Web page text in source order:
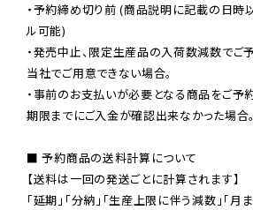
・予約締め切り前 (商品説明に記載の日時
ル可能)
・発売中止、限定生産品の入荷数減数でご
当社でご用意できない場合。
・事前のお支払いが必要となる商品をご予
期限までにご入金が確認出来なかった場合。
■ 予約商品の送料計算について
【送料は一回の発送ごとに計算されます】
「延期」「分納」「生産上限に伴う減数」「月